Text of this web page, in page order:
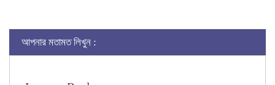
আপনার মতামত লিখুন :